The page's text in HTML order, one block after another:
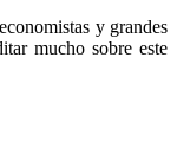
y grandes
mucho sobre este